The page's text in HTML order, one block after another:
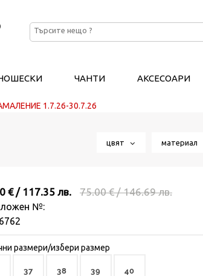
ЧАНТИ АКСЕСОАРИ
1.7.26-30.7.26
цвят материал
€ / 117.35 лв. 75.00 € / 146.69 лв.
№:
размери/избери размер
37 38 39 40